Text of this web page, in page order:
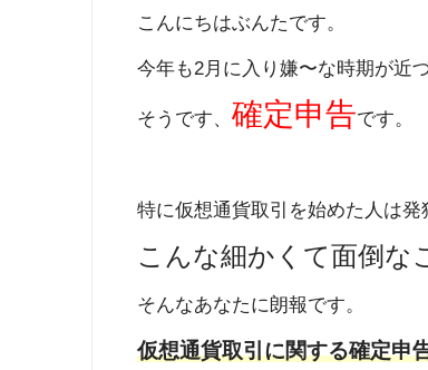
こんにちはぶんたです。
今年も2月に入り嫌〜な時期が近
そうです、 確定申告です。
特に仮想通貨取引を始めた人は発
こんな細かくて面倒な
そんなあなたに朗報です。
仮想通貨取引に関する確定申